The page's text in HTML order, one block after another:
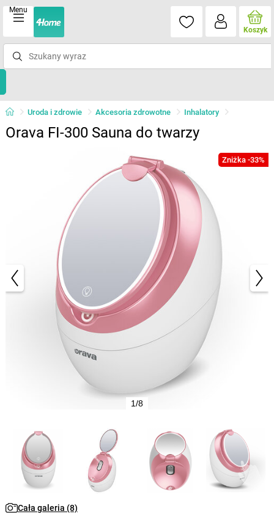
Menu
Koszyk
Uroda i zdrowie Akcesoria zdrowotne Inhalatory
Orava FI-300 Sauna do twarzy
Zniżka -33%
1/8
Cała galeria (8)